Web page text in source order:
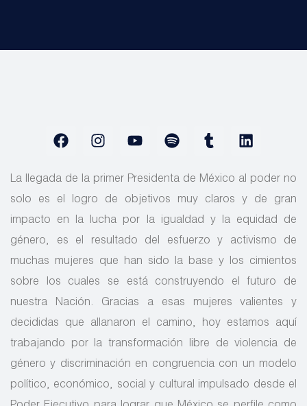
La llegada de la primer Presidenta de México al poder no
solo es el logro de objetivos muy claros y de gran
impacto en la lucha por la igualdad y la equidad de
género, es el resultado del esfuerzo y activismo de
muchas mujeres que han sido la base y los cimientos
sobre los cuales se está construyendo el futuro de
nuestra Nación. Gracias a esas mujeres valientes y
decididas que allanaron el camino, hoy estamos aquí
trabajando por la transformación libre de violencia de
género y discriminación en congruencia con un modelo
político, económico, social y cultural impulsado desde el